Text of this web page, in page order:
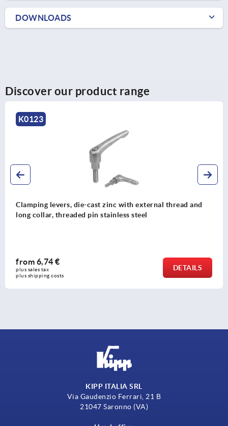
DOWNLOADS
Discover our product range
K0123
Clamping levers, die-cast zinc with external thread and
long collar, threaded pin stainless steel
from 6,74 €
plus sales tax
plus shipping costs
DETAILS
KIPP ITALIA SRL
Via Gaudenzio Ferrari, 21 B
21047 Saronno (VA)